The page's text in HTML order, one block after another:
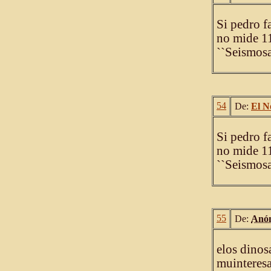
Si pedro
no mide
54 De: El
Si pedro
no mide
55 De:
elos